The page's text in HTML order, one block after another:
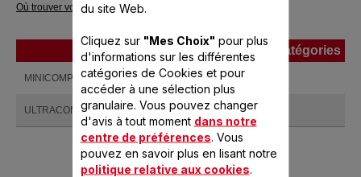
Où trouver votre référence ?
Produits Références
Catégories
Produits
Références
MINICOMPACT VC139800
ULTRACOMPACT 9 L 3 bols VC204800
du site Web.
Cliquez sur "Mes Choix" pour plus
d'informations sur les différentes
catégories de Cookies et pour
accéder à une sélection plus
granulaire. Vous pouvez changer
d'avis à tout moment dans notre
centre de préférences . Vous
pouvez en savoir plus en lisant notre
politique relative aux cookies